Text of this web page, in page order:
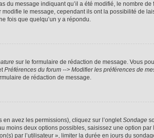
du message indiquant qu’il a été modifié, le nombre de
le message, cependant ils ont la possibilité de
fois que quelqu’un y a répondu.
sur le formulaire de rédaction de message. Vous
Préférences du forum --> Modifier les préférences de
de rédaction de message.
en avez les permissions), cliquez sur l’ongletSondage
moins deux options possibles, saisissez une option par
par l’utilisateur », limiter la durée en jours du